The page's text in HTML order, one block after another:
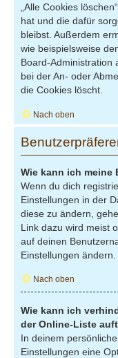
„Alle Cookies
hat und die dafür
bleibst. Außerdem
wie beispielsweise
Board-Administration
bei der An- oder
die Cookies löscht.
Nach oben
Wie kann ich meine
Wenn du dich
Einstellungen in der
diese zu ändern,
Link dazu wird meist
auf deinen
Einstellungen ändern.
Nach oben
Wie kann ich
der Online-Liste
In deinem
Einstellungen eine